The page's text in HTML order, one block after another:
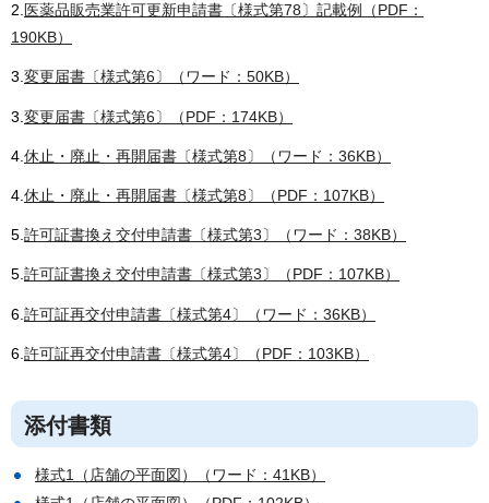
2.医薬品販売業許可更新申請書〔様式第78〕記載例（PDF：
190KB）
3.変更届書〔様式第6〕（ワード：50KB）
3. 変更届書〔様式第6〕（PDF：174KB）
4. 休止・廃止・再開届書〔様式第8〕（ワード：36KB）
4. 休止・廃止・再開届書〔様式第8〕（PDF：107KB）
5. 許可証書換え交付申請書〔様式第3〕（ワード：38KB）
5.許可証書換え交付申請書〔様式第3〕（PDF：107KB）
6. 許可証再交付申請書〔様式第4〕（ワード：36KB）
6. 許可証再交付申請書〔様式第4〕（PDF：103KB）
添付書類
様式1（店舗の平面図）（ワード：41KB）